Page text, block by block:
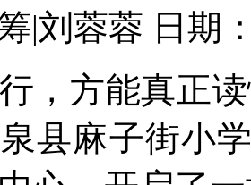
|刘蓉蓉 日期
，方能真正
县麻子街小